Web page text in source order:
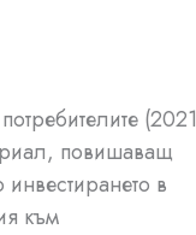
(2021
повишаващ
в
към